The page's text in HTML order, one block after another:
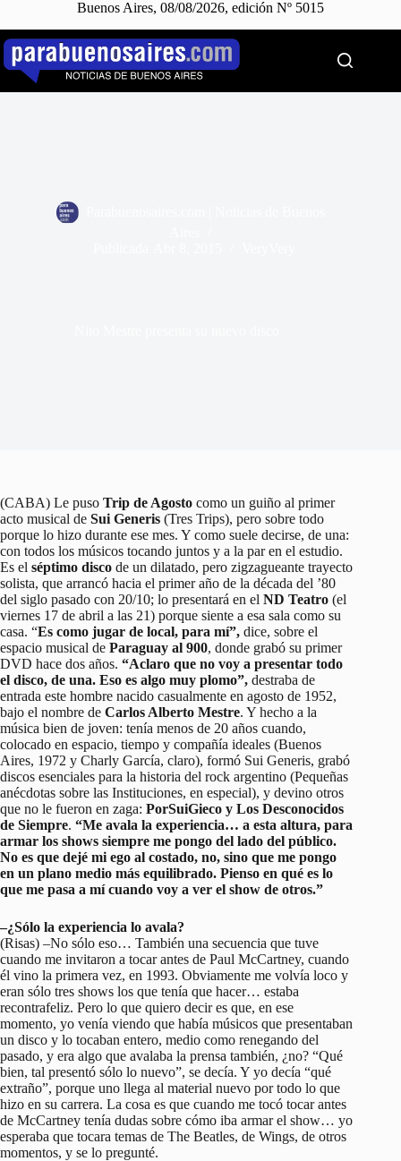
Buenos Aires, 08/08/2026, edición Nº 5015
Saltar
contenido
(CABA) Le puso Trip de Agosto como un guiño al primer
acto musical de Sui Generis (Tres Trips), pero sobre todo
porque lo hizo durante ese mes. Y como suele decirse, de una:
con todos los músicos tocando juntos y a la par en el estudio.
Es el séptimo disco de un dilatado, pero zigzagueante trayecto
solista, que arrancó hacia el primer año de la década del ’80
del siglo pasado con 20/10; lo presentará en el ND Teatro (el
viernes 17 de abril a las 21) porque siente a esa sala como su
casa. “Es como jugar de local, para mí”, dice, sobre el
espacio musical de Paraguay al 900, donde grabó su primer
DVD hace dos años. “Aclaro que no voy a presentar todo
el disco, de una. Eso es algo muy plomo”, destraba de
entrada este hombre nacido casualmente en agosto de 1952,
bajo el nombre de Carlos Alberto Mestre. Y hecho a la
música bien de joven: tenía menos de 20 años cuando,
colocado en espacio, tiempo y compañía ideales (Buenos
Aires, 1972 y Charly García, claro), formó Sui Generis, grabó
discos esenciales para la historia del rock argentino (Pequeñas
anécdotas sobre las Instituciones, en especial), y devino otros
que no le fueron en zaga: PorSuiGieco y Los Desconocidos
de Siempre. “Me avala la experiencia… a esta altura, para
armar los shows siempre me pongo del lado del público.
No es que dejé mi ego al costado, no, sino que me pongo
en un plano medio más equilibrado. Pienso en qué es lo
que me pasa a mí cuando voy a ver el show de otros.”
–¿Sólo la experiencia lo avala?
(Risas) –No sólo eso… También una secuencia que tuve
cuando me invitaron a tocar antes de Paul McCartney, cuando
él vino la primera vez, en 1993. Obviamente me volvía loco y
eran sólo tres shows los que tenía que hacer… estaba
recontrafeliz. Pero lo que quiero decir es que, en ese
momento, yo venía viendo que había músicos que presentaban
un disco y lo tocaban entero, medio como renegando del
pasado, y era algo que avalaba la prensa también, ¿no? “Qué
bien, tal presentó sólo lo nuevo”, se decía. Y yo decía “qué
extraño”, porque uno llega al material nuevo por todo lo que
hizo en su carrera. La cosa es que cuando me tocó tocar antes
de McCartney tenía dudas sobre cómo iba armar el show… yo
esperaba que tocara temas de The Beatles, de Wings, de otros
momentos, y se lo pregunté.